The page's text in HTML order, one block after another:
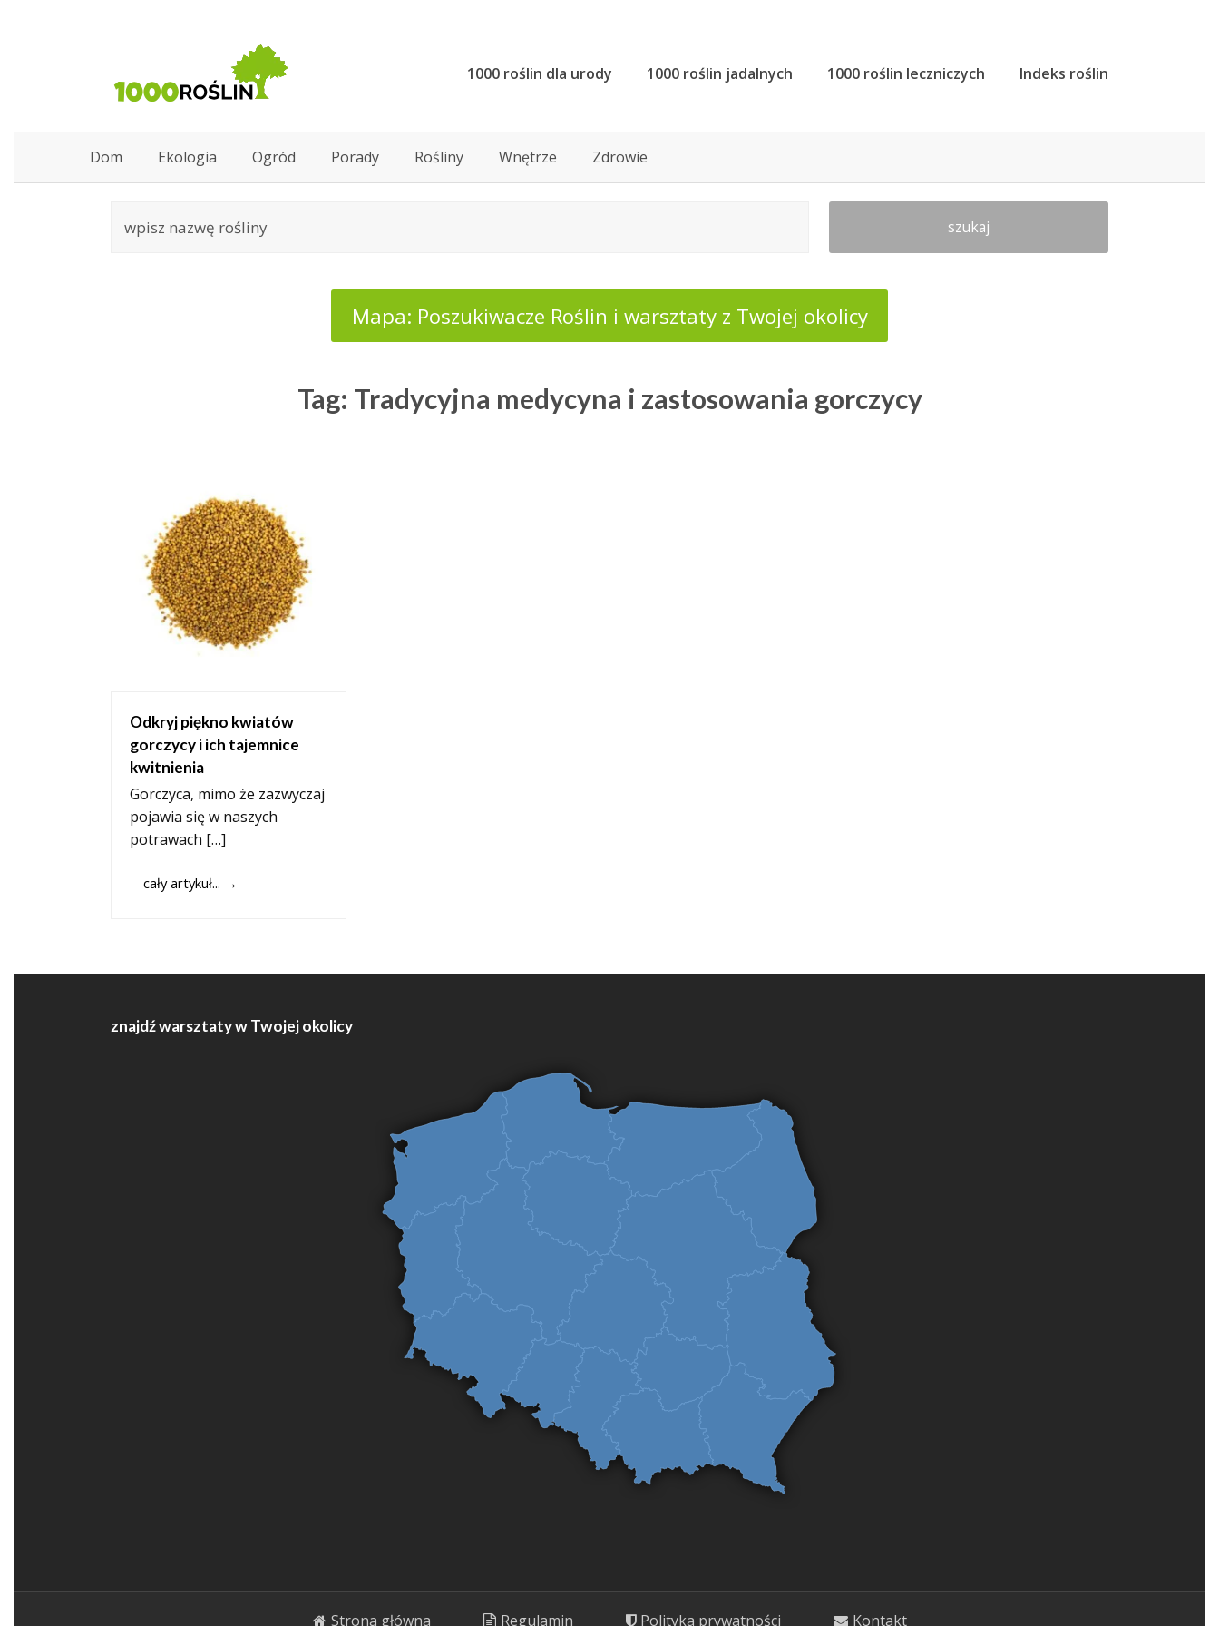
1000 roślin dla urody 1000 roślin jadalnych 1000 roślin leczniczych Indeks roślin
Dom Ekologia Ogród Porady Rośliny Wnętrze Zdrowie
szukaj
Mapa: Poszukiwacze Roślin i warsztaty z Twojej okolicy
Tag: Tradycyjna medycyna i zastosowania gorczycy
Odkryj piękno kwiatów
gorczycy i ich tajemnice
kwitnienia
Gorczyca, mimo że zazwyczaj
pojawia się w naszych
potrawach […]
cały artykuł... →
znajdź warsztaty w Twojej okolicy
Strona główna Regulamin Polityka prywatności Kontakt